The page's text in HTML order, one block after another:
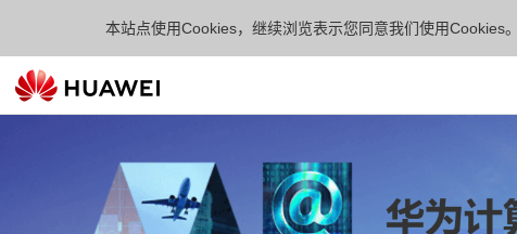
本站点使用Cookies，继续浏览表示您同意我们使用Cookies。